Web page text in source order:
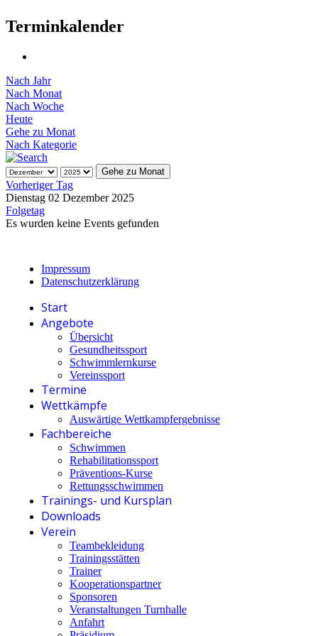
Terminkalender
Nach Jahr
Nach Monat
Nach Woche
Heute
Gehe zu Monat
Nach Kategorie
Gehe zu Monat
Vorheriger Tag
Dienstag 02 Dezember 2025
Folgetag
Es wurden keine Events gefunden
Impressum
Datenschutzerklärung
Start
Angebote
Übersicht
Gesundheitssport
Schwimmlernkurse
Vereinssport
Termine
Wettkämpfe
Auswärtige Wettkampfergebnisse
Fachbereiche
Schwimmen
Rehabilitationssport
Präventions-Kurse
Rettungsschwimmen
Trainings- und Kursplan
Downloads
Verein
Teambekleidung
Trainingsstätten
Trainer
Kooperationspartner
Sponsoren
Veranstaltungen Turnhalle
Anfahrt